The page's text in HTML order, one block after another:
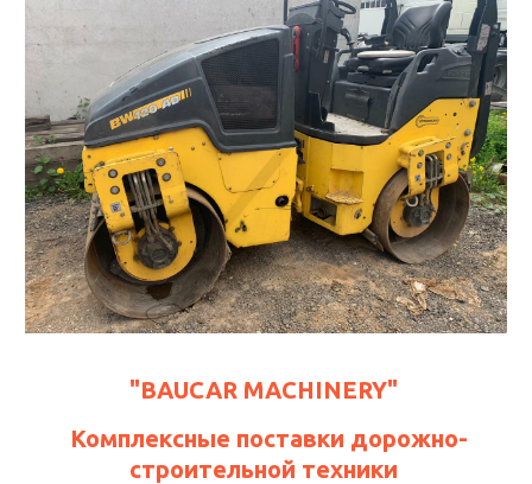
"BAUCAR MACHINERY"
Комплексные поставки дорожно-
строительной техники